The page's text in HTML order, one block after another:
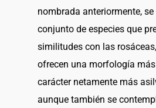
nombrada anteriormente,
conjunto de especies que
similitudes con las
ofrecen una morfología
carácter netamente más
aunque también se